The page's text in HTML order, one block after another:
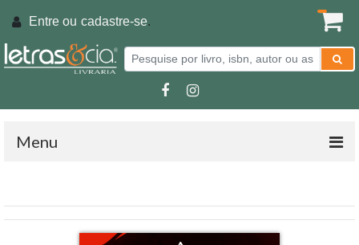
Entre ou cadastre-se.
Menu